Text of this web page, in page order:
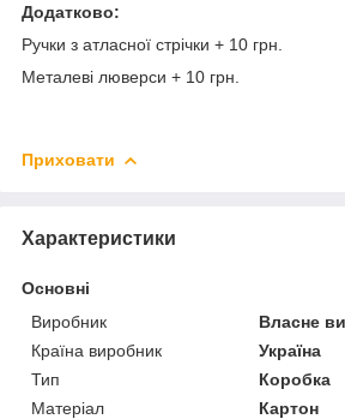
Додатково:
Ручки з атласної стрічки + 10 грн.
Металеві люверси + 10 грн.
Приховати
Характеристики
Основні
Виробник
Власне
Країна виробник
Україна
Тип
Коробка
Матеріал
Картон